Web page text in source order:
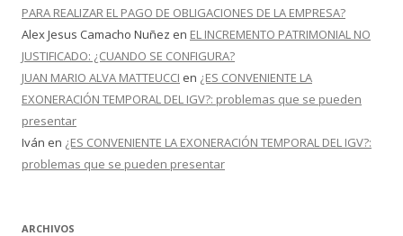
PARA REALIZAR EL PAGO DE OBLIGACIONES DE LA EMPRESA?
Alex Jesus Camacho Nuñez en EL INCREMENTO PATRIMONIAL NO
JUSTIFICADO: ¿CUANDO SE CONFIGURA?
JUAN MARIO ALVA MATTEUCCI en ¿ES CONVENIENTE LA
EXONERACIÓN TEMPORAL DEL IGV?: problemas que se pueden
presentar
Iván en ¿ES CONVENIENTE LA EXONERACIÓN TEMPORAL DEL IGV?:
problemas que se pueden presentar
ARCHIVOS